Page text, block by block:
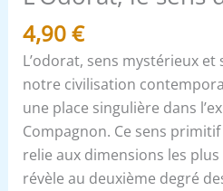
4,90€
L’odorat, sens mystérieux
notre civilisation
une place singulière dans
Compagnon. Ce sens
relie aux dimensions les
révèle au deuxième degré